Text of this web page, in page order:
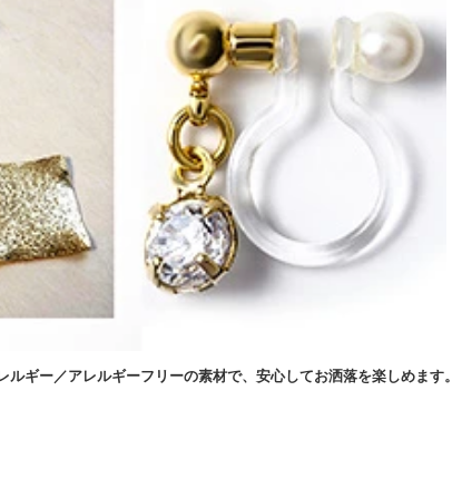
ギー／アレルギーフリーの素材で、安心してお洒落を楽しめます。